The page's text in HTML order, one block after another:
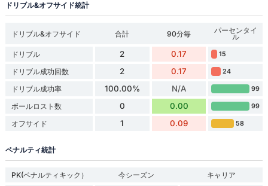
ドリブル&オフサイド統計
ドリブル&オフサイド 合計 90分毎 パーセンタイ
ル
ドリブル
2 0.17 15
ドリブル成功回数 2 0.17 24
ドリブル成功率 100.00% N/A 99
ボールロスト数 0 0.00 99
オフサイド 1 0.09 58
ペナルティ統計
PK(ペナルティキック） 今シーズン
キャリア